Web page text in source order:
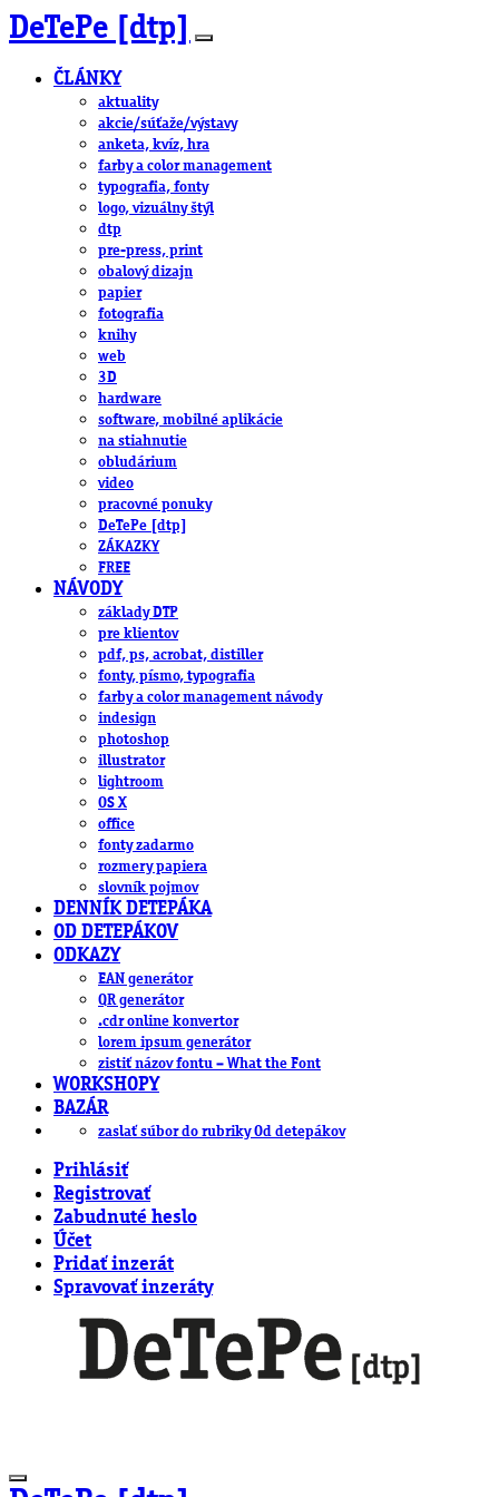
DeTePe [dtp]
ČLÁNKY
aktuality
akcie/súťaže/výstavy
anketa, kvíz, hra
farby a color management
typografia, fonty
logo, vizuálny štýl
dtp
pre-press, print
obalový dizajn
papier
fotografia
knihy
web
3D
hardware
software, mobilné aplikácie
na stiahnutie
obludárium
video
pracovné ponuky
DeTePe [dtp]
ZÁKAZKY
FREE
NÁVODY
základy DTP
pre klientov
pdf, ps, acrobat, distiller
fonty, písmo, typografia
farby a color management návody
indesign
photoshop
illustrator
lightroom
OS X
office
fonty zadarmo
rozmery papiera
slovník pojmov
DENNÍK DETEPÁKA
OD DETEPÁKOV
ODKAZY
EAN generátor
QR generátor
.cdr online konvertor
lorem ipsum generátor
zistiť názov fontu – What the Font
WORKSHOPY
BAZÁR
zaslať súbor do rubriky Od detepákov
Prihlásiť
Registrovať
Zabudnuté heslo
Účet
Pridať inzerát
Spravovať inzeráty